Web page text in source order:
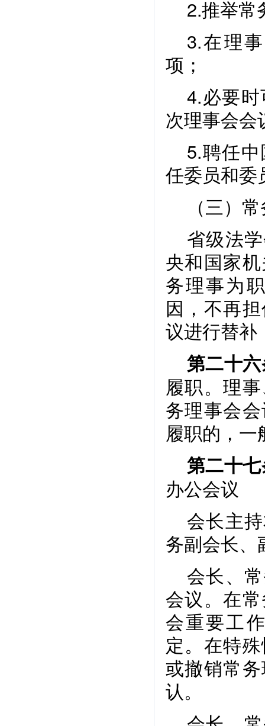
2.推举常
3.在理
项；
4.必要
次理事会会
5.聘任
任委员和委
（三）
省级法
央和国家
务理事为
因，不再
议进行替补
第二十
履职。理
务理事会
履职的，
第二十
办公会议
会长主
务副会长、
会长、
会议。在
会重要工
定。在特
或撤销常
认。